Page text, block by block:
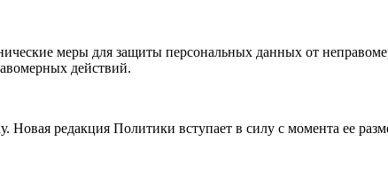
меры для защиты персональных данных от
действий.
редакция Политики вступает в силу с момента ее